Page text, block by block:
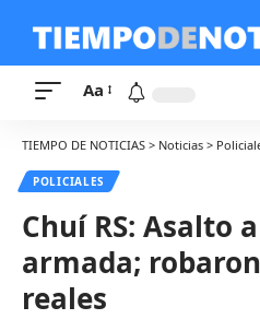
Aa
TIEMPO DE NOTICIAS > Noticias >
POLICIALES
Chuí RS: Asalto
armada;
reales